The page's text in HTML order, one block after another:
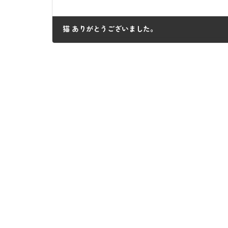
猫 ありがとうございました。